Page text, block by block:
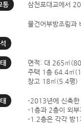
통 삼천포대교에서
물건어부방조림과
면적: 대 265㎡
주택 1층 64.4㎡
창고 18㎡(5.4평)
-2013년에 신축한
-1층과 2층이 외부
-1.2층은 각각 방1